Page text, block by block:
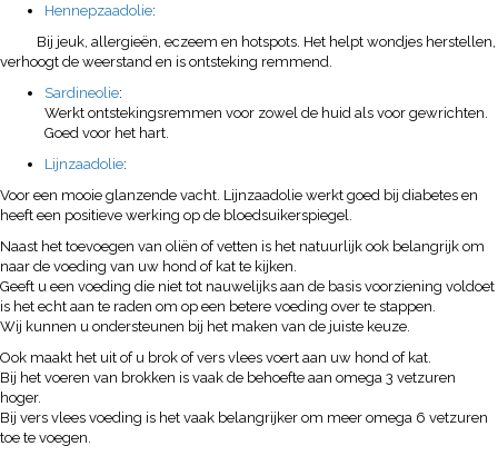
Hennepzaadolie:
Bij jeuk, allergieën, eczeem en hotspots. Het helpt wondjes herstellen,
verhoogt de weerstand en is ontsteking remmend.
Sardineolie:
Werkt ontstekingsremmen voor zowel de huid als voor gewrichten.
Goed voor het hart.
Lijnzaadolie:
Voor een mooie glanzende vacht. Lijnzaadolie werkt goed bij diabetes en
heeft een positieve werking op de bloedsuikerspiegel.
Naast het toevoegen van oliën of vetten is het natuurlijk ook belangrijk om
naar de voeding van uw hond of kat te kijken.
Geeft u een voeding die niet tot nauwelijks aan de basis voorziening voldoet
is het echt aan te raden om op een betere voeding over te stappen.
Wij kunnen u ondersteunen bij het maken van de juiste keuze.
Ook maakt het uit of u brok of vers vlees voert aan uw hond of kat.
Bij het voeren van brokken is vaak de behoefte aan omega 3 vetzuren
hoger.
Bij vers vlees voeding is het vaak belangrijker om meer omega 6 vetzuren
toe te voegen.